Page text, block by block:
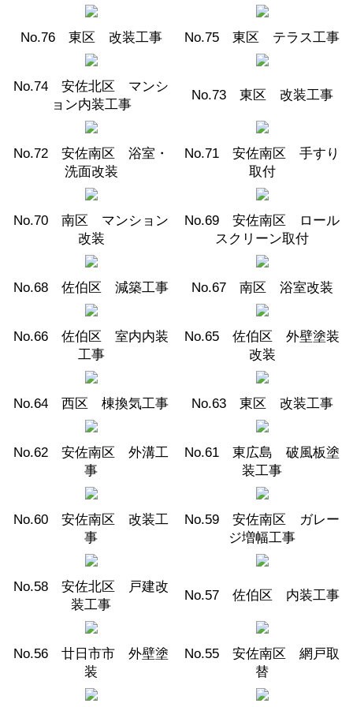
No.76 東区 改装工事 No.75 東区 テラス工事
No.74 安佐北区 マンシ
ョン内装工事
No.73 東区 改装工事
No.72 安佐南区 浴室・
洗面改装
No.71 安佐南区 手すり
取付
No.70 南区 マンション
改装
No.69 安佐南区 ロール
スクリーン取付
No.68 佐伯区 減築工事 No.67 南区 浴室改装
No.66 佐伯区 室内内装
工事
No.65 佐伯区 外壁塗装
改装
No.64 西区 棟換気工事 No.63 東区 改装工事
No.62 安佐南区 外溝工
事
No.61 東広島 破風板塗
装工事
No.60 安佐南区 改装工
事
No.59 安佐南区 ガレー
ジ増幅工事
No.58 安佐北区 戸建改
装工事
No.57 佐伯区 内装工事
No.56 廿日市市 外壁塗
装
No.55 安佐南区 網戸取
替